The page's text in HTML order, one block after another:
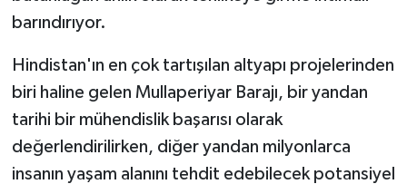
barındırıyor.
Hindistan'ın en çok tartışılan altyapı projelerinden
biri haline gelen Mullaperiyar Barajı, bir yandan
tarihi bir mühendislik başarısı olarak
değerlendirilirken, diğer yandan milyonlarca
insanın yaşam alanını tehdit edebilecek potansiyel